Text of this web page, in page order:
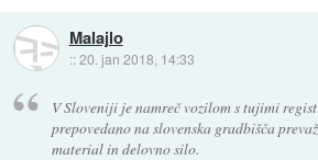
Malajlo
::20. jan 2018, 14:33
V Sloveniji je namreč vozilom s tujimi
prepovedano na slovenska gradbišča
material in delovno silo.